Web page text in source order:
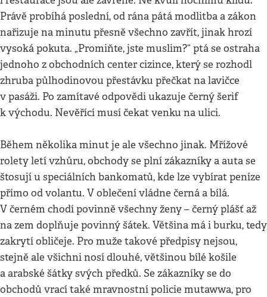
Právě probíhá poslední, od rána pátá modlitba a zákon
nařizuje na minutu přesně všechno zavřít, jinak hrozí
vysoká pokuta. „Promiňte, jste muslim?“ ptá se ostraha
jednoho z obchodních center cizince, který se rozhodl
zhruba půlhodinovou přestávku přečkat na lavičce
v pasáži. Po zamítavé odpovědi ukazuje černý šerif
k východu. Nevěřící musí čekat venku na ulici.
Během několika minut je ale všechno jinak. Mřížové
rolety letí vzhůru, obchody se plní zákazníky a auta se
štosují u speciálních bankomatů, kde lze vybírat peníze
přímo od volantu. V oblečení vládne černá a bílá.
V černém chodí povinně všechny ženy – černý plášť až
na zem doplňuje povinný šátek. Většina má i burku, tedy
zakrytí obličeje. Pro muže takové předpisy nejsou,
stejně ale všichni nosí dlouhé, většinou bílé košile
a arabské šátky svých předků. Se zákazníky se do
obchodů vrací také mravnostní policie mutawwa, pro